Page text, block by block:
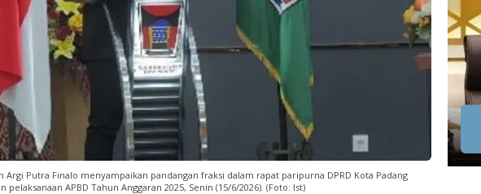
Argi Putra Finalo menyampaikan pandangan fraksi dalam rapat paripurna DPRD Kota Padang
APBD Tahun Anggaran 2025, Senin (15/6/2026). (Foto: Ist)